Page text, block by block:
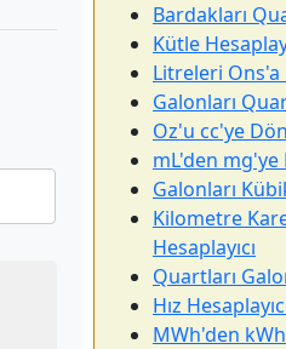
Bardakları
Kütle
Litreleri
Galonları
Oz'u cc'ye
mL'den
Galonları
Kilometre
Hesaplayıcı
Quartları
Hız
MWh'den